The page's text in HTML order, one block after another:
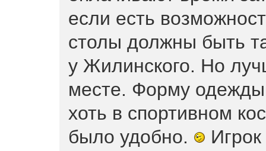
если есть
столы должны быть
у Жилинского. Но
месте. Форму одежды
хоть в спортивном
было удобно.